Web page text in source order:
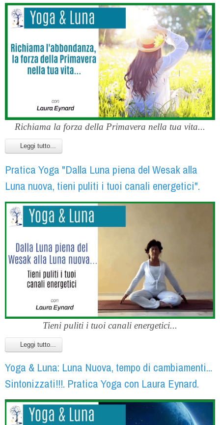
Richiama la forza della Primavera nella tua vita...
Leggi tutto...
Pratica Yoga "Dalla Luna piena del Wesak alla
Luna nuova, tieni puliti i tuoi canali energetici".
Tieni puliti i tuoi canali energetici...
Leggi tutto...
Yoga & Luna: Luna Nuova, tempo di cambiamenti...
Sintonizzati!!!. Pratica Yoga con Laura Eynard.